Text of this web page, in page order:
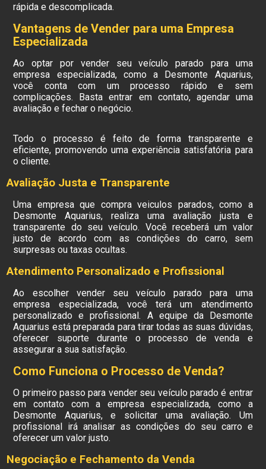
rápida e descomplicada.
Vantagens de Vender para uma Empresa
Especializada
Ao optar por vender seu veículo parado para uma
empresa especializada, como a Desmonte Aquarius,
você conta com um processo rápido e sem
complicações. Basta entrar em contato, agendar uma
avaliação e fechar o negócio.
Todo o processo é feito de forma transparente e
eficiente, promovendo uma experiência satisfatória para
o cliente.
Avaliação Justa e Transparente
Uma empresa que compra veiculos parados, como a
Desmonte Aquarius, realiza uma avaliação justa e
transparente do seu veículo. Você receberá um valor
justo de acordo com as condições do carro, sem
surpresas ou taxas ocultas.
Atendimento Personalizado e Profissional
Ao escolher vender seu veículo parado para uma
empresa especializada, você terá um atendimento
personalizado e profissional. A equipe da Desmonte
Aquarius está preparada para tirar todas as suas dúvidas,
oferecer suporte durante o processo de venda e
assegurar a sua satisfação.
Como Funciona o Processo de Venda?
O primeiro passo para vender seu veículo parado é entrar
em contato com a empresa especializada, como a
Desmonte Aquarius, e solicitar uma avaliação. Um
profissional irá analisar as condições do seu carro e
oferecer um valor justo.
Negociação e Fechamento da Venda